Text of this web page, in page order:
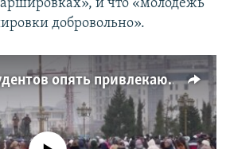
и что «молодежь
добровольно».
Таджикских студентов опять привлекают к "маршировкам"?
source currently available